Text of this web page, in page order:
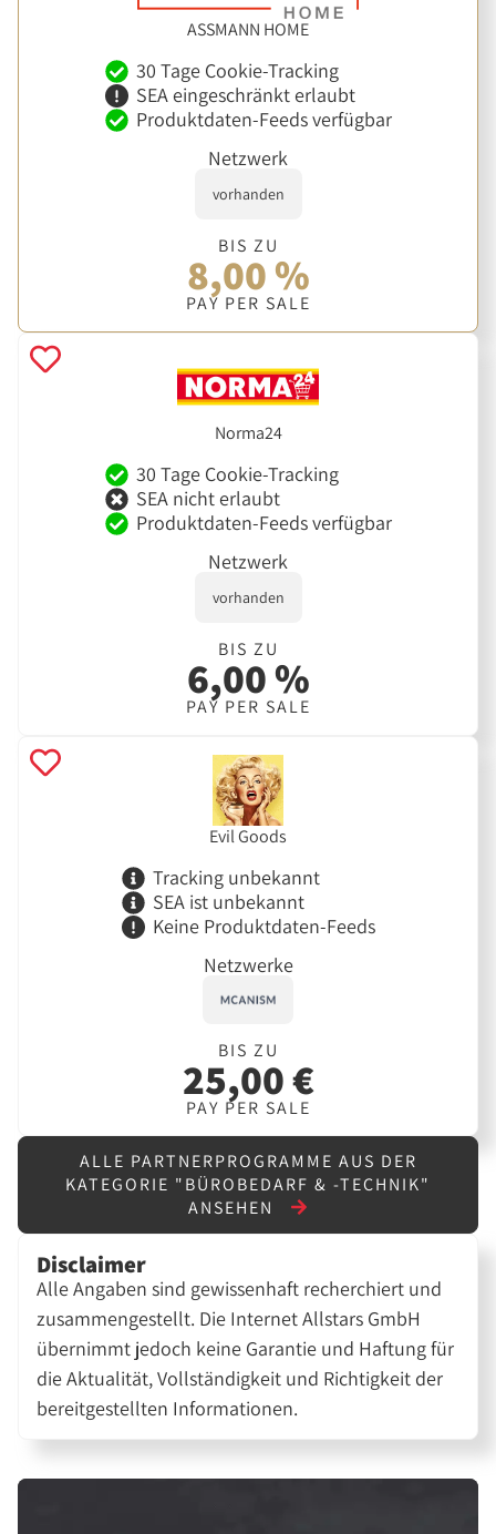
ASSMANN HOME
30 Tage Cookie-Tracking
SEA eingeschränkt erlaubt
Produktdaten-Feeds verfügbar
Netzwerk
vorhanden
BIS ZU
8,00 %
PAY PER SALE
Norma24
30 Tage Cookie-Tracking
SEA nicht erlaubt
Produktdaten-Feeds verfügbar
Netzwerk
vorhanden
BIS ZU
6,00 %
PAY PER SALE
Evil Goods
Tracking unbekannt
SEA ist unbekannt
Keine Produktdaten-Feeds
Netzwerke
BIS ZU
25,00 €
PAY PER SALE
ALLE PARTNERPROGRAMME AUS DER
KATEGORIE "BÜROBEDARF & -TECHNIK"
ANSEHEN
Disclaimer
Alle Angaben sind gewissenhaft recherchiert und
zusammengestellt. Die Internet Allstars GmbH
übernimmt jedoch keine Garantie und Haftung für
die Aktualität, Vollständigkeit und Richtigkeit der
bereitgestellten Informationen.